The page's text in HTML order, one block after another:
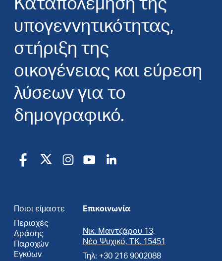
υπογεννητικότητας,
στήριξη της
οικογένειας και εύρεση
λύσεων για το
δημογραφικό.
Ποιοι είμαστε
Περιοχές
Δράσης
Παροχών
Εγκύων
Επικοινωνία
Νικ. Μαντζάρου 13,
Νέο Ψυχικό, ΤΚ. 15451
Τηλ: +30 216 9002088